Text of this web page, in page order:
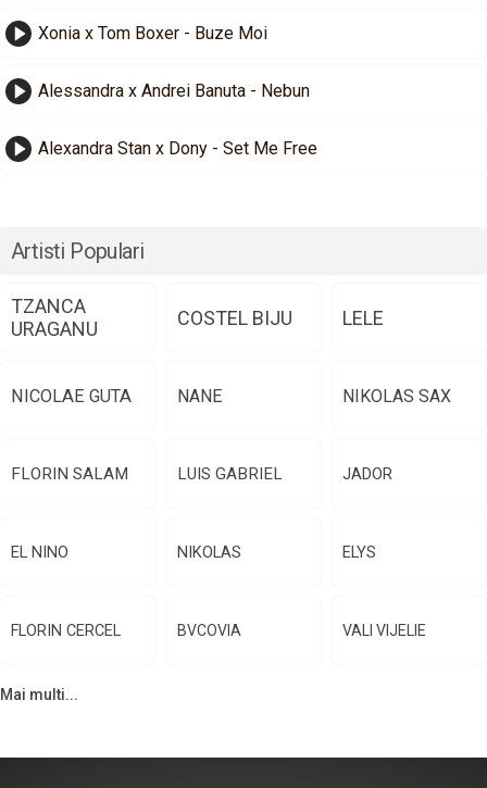
Xonia x Tom Boxer - Buze Moi
Alessandra x Andrei Banuta - Nebun
Alexandra Stan x Dony - Set Me Free
Artisti Populari
TZANCA
URAGANU
COSTEL BIJU LELE
NICOLAE GUTA NANE NIKOLAS SAX
FLORIN SALAM LUIS GABRIEL JADOR
EL NINO NIKOLAS ELYS
FLORIN CERCEL BVCOVIA VALI VIJELIE
Mai multi...